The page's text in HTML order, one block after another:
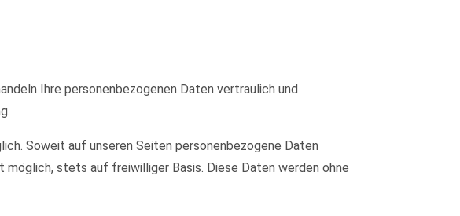
Ihre personenbezogenen Daten vertraulich und
Soweit auf unseren Seiten personenbezogene Daten
stets auf freiwilliger Basis. Diese Daten werden ohne